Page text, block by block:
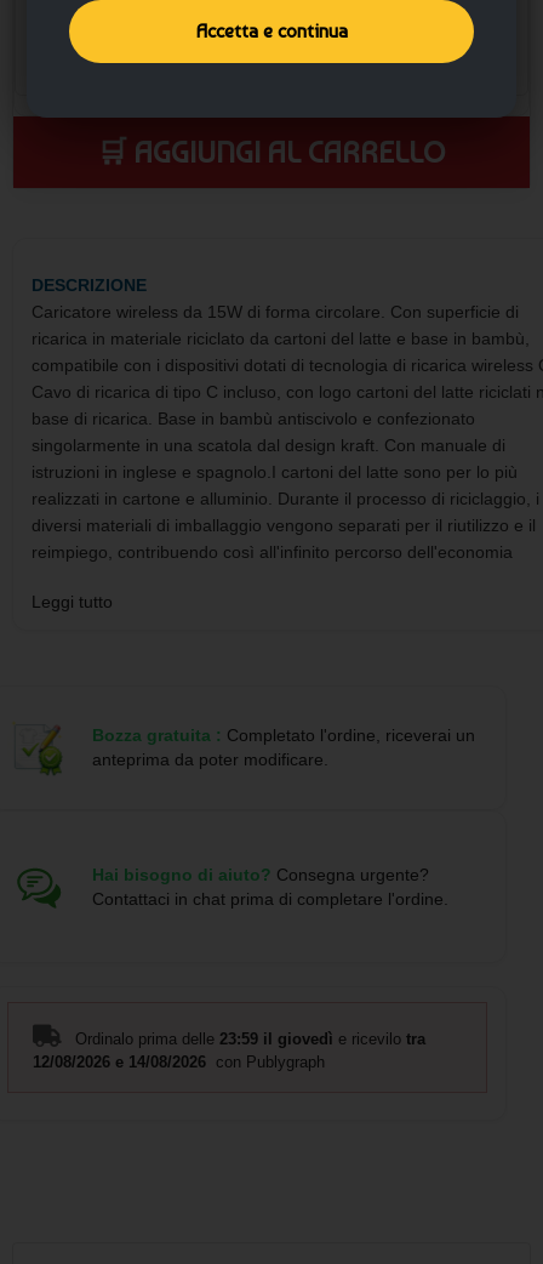
🛒 AGGIUNGI AL CARRELLO
DESCRIZIONE
Caricatore wireless da 15W di forma circolare. Con superficie di
ricarica in materiale riciclato da cartoni del latte e base in bambù,
compatibile con i dispositivi dotati di tecnologia di ricarica wireless
Cavo di ricarica di tipo C incluso, con logo cartoni del latte riciclati
base di ricarica. Base in bambù antiscivolo e confezionato
singolarmente in una scatola dal design kraft. Con manuale di
istruzioni in inglese e spagnolo.I cartoni del latte sono per lo più
realizzati in cartone e alluminio. Durante il processo di riciclaggio, i
diversi materiali di imballaggio vengono separati per il riutilizzo e il
reimpiego, contribuendo così all'infinito percorso dell'economia
riciclabilità, oltre che da leggerezza e resistenza.Materiali come il
standard RoHS e in conformità ai seguenti requisiti di
sicurezza:Sistema di protezione dal surriscaldamento.Sistema di
Dimensioni: L 8cm A 1.1cm P 8.6cm
Leggi tutto
Bozza gratuita : Completato l'ordine, riceverai un
anteprima da poter modificare.
Hai bisogno di aiuto? Consegna urgente?
Contattaci in chat prima di completare l'ordine.
Ordinalo prima delle 23:59 il giovedì e ricevilo tra
12/08/2026 e 14/08/2026 con Publygraph
Accetta e continua